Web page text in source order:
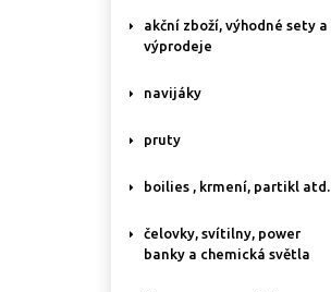
akční zboží, výhodné sety a
výprodeje
navijáky
pruty
boilies , krmení, partikl atd.
čelovky, svítilny, power
banky a chemická světla